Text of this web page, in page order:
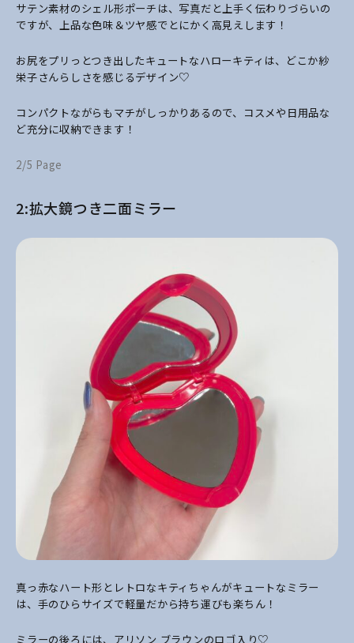
サテン素材のシェル形ポーチは、写真だと上手く伝わりづらいの
ですが、上品な色味＆ツヤ感でとにかく高見えします！
お尻をプリっとつき出したキュートなハローキティは、どこか紗
栄子さんらしさを感じるデザイン♡
コンパクトながらもマチがしっかりあるので、コスメや日用品な
ど充分に収納できます！
2/5 Page
2:拡大鏡つき二面ミラー
真っ赤なハート形とレトロなキティちゃんがキュートなミラー
は、手のひらサイズで軽量だから持ち運びも楽ちん！
ミラーの後ろには、アリソン ブラウンのロゴ入り♡